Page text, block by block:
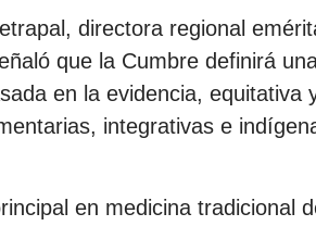
directora regional
que la Cumbre definirá
en la evidencia, equitativa
integrativas e
en medicina tradicional